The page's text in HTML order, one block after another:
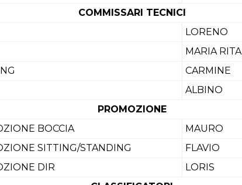
COMMISSARI TECNICI
LORENO
MARIA RITA
CARMINE
ALBINO
PROMOZIONE
BOCCIA
MAURO
SITTING/STANDING
FLAVIO
DIR
LORIS